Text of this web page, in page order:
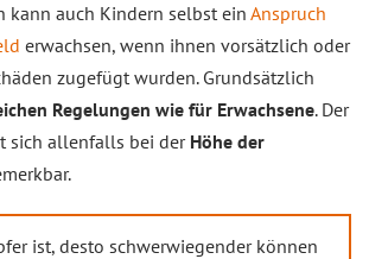
kann auch Kindern selbst ein Anspruch
erwachsen, wenn ihnen vorsätzlich oder
zugefügt wurden. Grundsätzlich
Regelungen wie für Erwachsene. Der
sich allenfalls bei derHöhe der
ist, desto schwerwiegender können